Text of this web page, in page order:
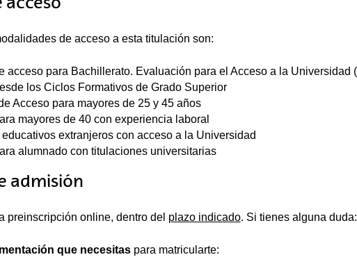
de acceso a esta titulación son:
acceso para Bachillerato. Evaluación para el Acceso a la Universidad
los Ciclos Formativos de Grado Superior
Acceso para mayores de 25 y 45 años
mayores de 40 con experiencia laboral
extranjeros con acceso a la Universidad
alumnado con titulaciones universitarias
admisión
preinscripción online, dentro del plazo indicado. Si tienes alguna duda:
que necesitas para matricularte: